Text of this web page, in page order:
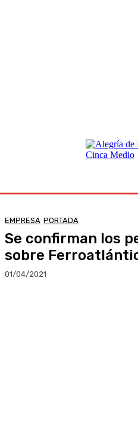
EMPRESA PORTADA
Se confirman los
sobre
01/04/2021